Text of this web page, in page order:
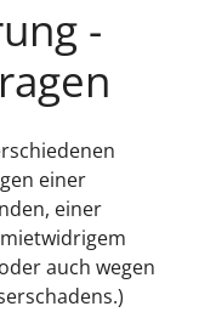
-
einer
einer
auch wegen